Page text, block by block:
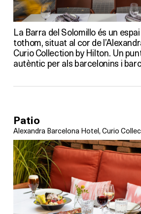
La Barra del Solomillo és un
tothom, situat al cor de
Curio Collection by Hilton. Un
autèntic per als barcelonins i
Patio
Alexandra Barcelona Hotel, Curio